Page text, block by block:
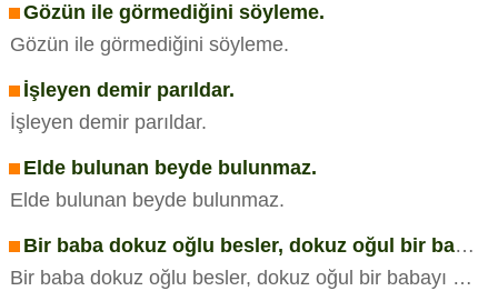
Gözün ile görmediğini söyleme.
Gözün ile görmediğini söyleme.
İşleyen demir parıldar.
İşleyen demir parıldar.
Elde bulunan beyde bulunmaz.
Elde bulunan beyde bulunmaz.
Bir baba dokuz oğlu besler, dokuz oğul bir babayı beslemez.
Bir baba dokuz oğlu besler, dokuz oğul bir babayı beslemez.